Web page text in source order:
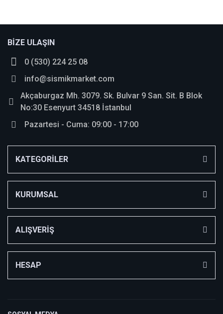
BİZE ULAŞIN
0 (530) 224 25 08
info@sismikmarket.com
Akçaburgaz Mh. 3079. Sk. Bulvar 9 San. Sit. B Blok
No:30 Esenyurt 34518 İstanbul
Pazartesi - Cuma: 09:00 - 17:00
KATEGORİLER
KURUMSAL
ALIŞVERİŞ
HESAP